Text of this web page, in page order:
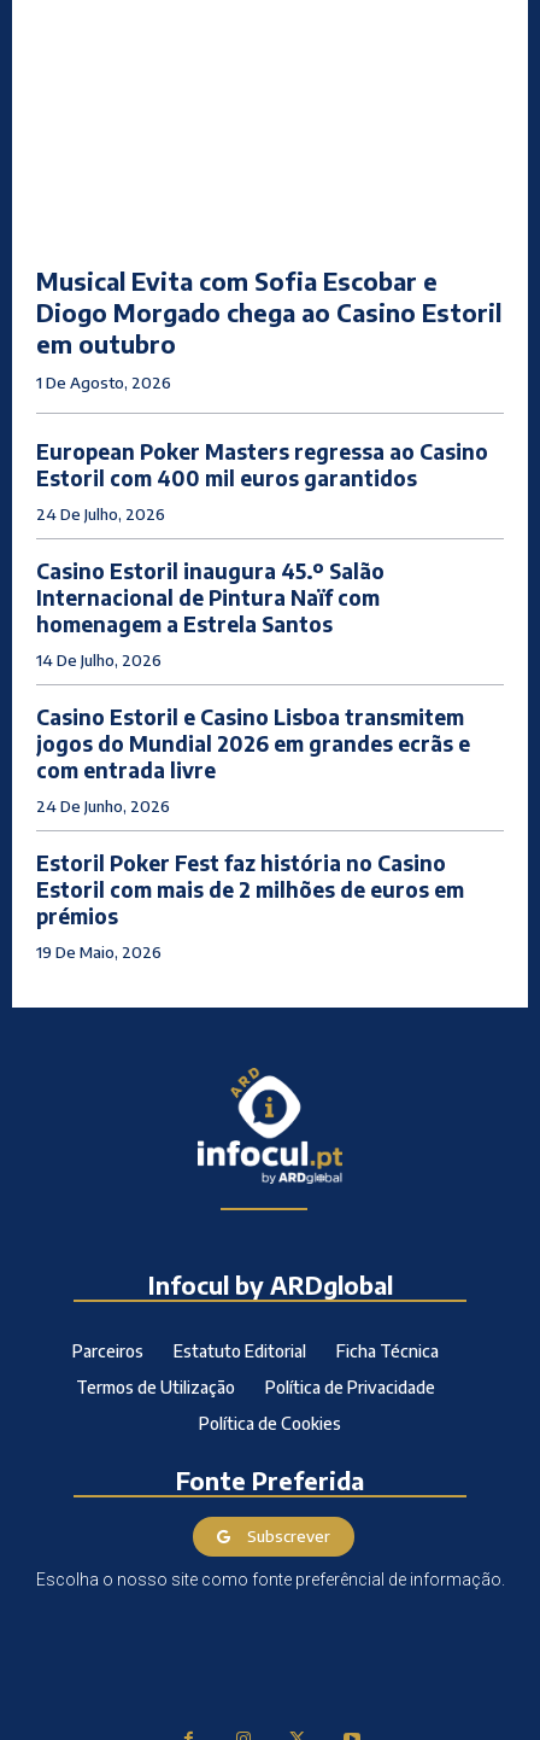
Musical Evita com Sofia Escobar e
Diogo Morgado chega ao Casino Estoril
em outubro
1 De Agosto, 2026
European Poker Masters regressa ao Casino
Estoril com 400 mil euros garantidos
24 De Julho, 2026
Casino Estoril inaugura 45.º Salão
Internacional de Pintura Naïf com
homenagem a Estrela Santos
14 De Julho, 2026
Casino Estoril e Casino Lisboa transmitem
jogos do Mundial 2026 em grandes ecrãs e
com entrada livre
24 De Junho, 2026
Estoril Poker Fest faz história no Casino
Estoril com mais de 2 milhões de euros em
prémios
19 De Maio, 2026
Infocul by ARDglobal
Parceiros Estatuto Editorial
Ficha Técnica
Termos de Utilização
Política de Privacidade
Política de Cookies
Fonte Preferida
Subscrever
Escolha o nosso site como fonte preferêncial de informação.